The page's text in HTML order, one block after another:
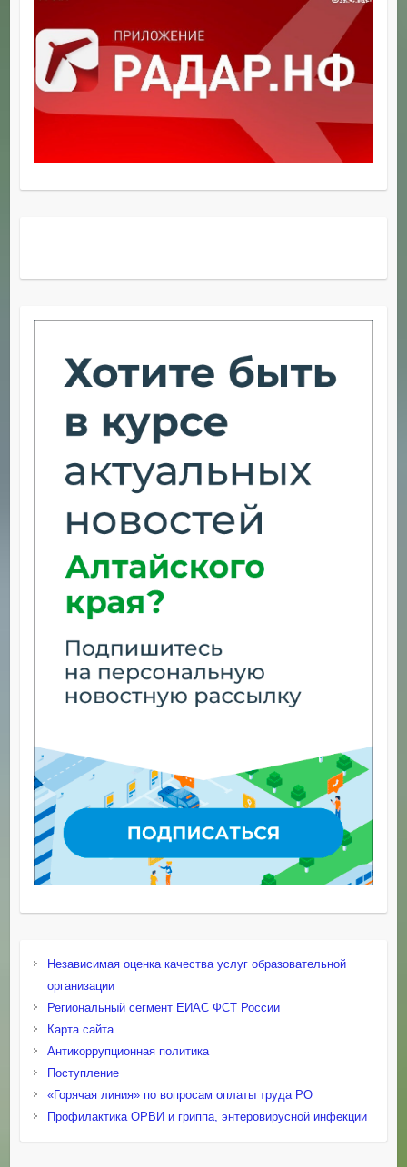
Независимая оценка качества услуг образовательной
организации
Региональный сегмент ЕИАС ФСТ России
Карта сайта
Антикоррупционная политика
Поступление
«Горячая линия» по вопросам оплаты труда РО
Профилактика ОРВИ и гриппа, энтеровирусной инфекции